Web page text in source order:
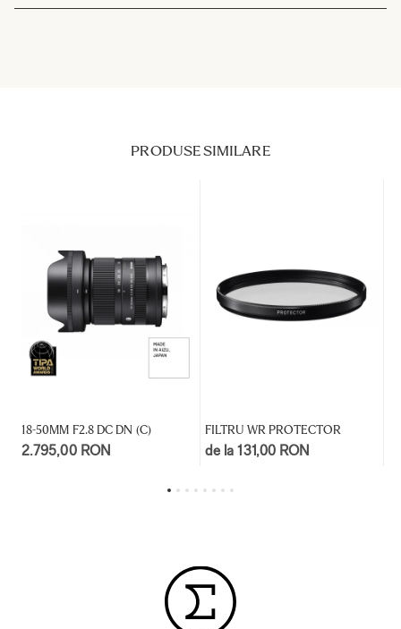
PRODUSE SIMILARE
18-50MM F2.8 DC DN (C)
2.795,00 RON
FILTRU WR PROTECTOR
de la 131,00 RON